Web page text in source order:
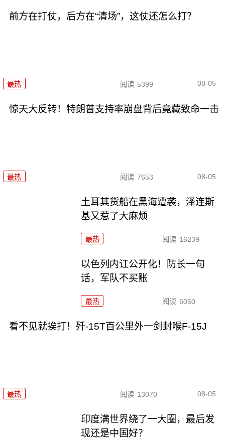
前方在打仗，后方在“清场”，这仗还怎么打？
最热 阅读 5399 08-05
惊天大反转！特朗普支持率崩盘背后竟藏致命一击
最热 阅读 7653 08-05
土耳其货船在黑海遭袭，泽连斯
基又惹了大麻烦
最热 阅读 16239
以色列内讧公开化！防长一句
话，军队不买账
最热 阅读 6050
看不见就挨打！歼-15T百公里外一剑封喉F-15J
最热 阅读 13070 08-05
印度满世界绕了一大圈，最后发
现还是中国好？